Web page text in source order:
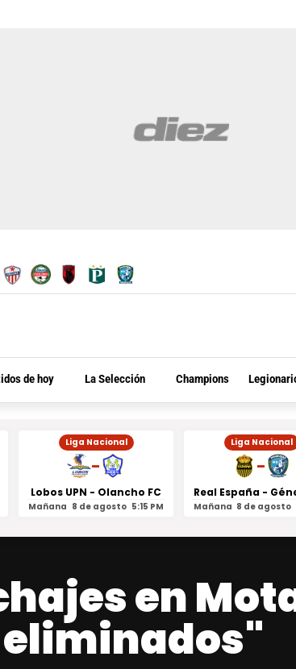
de hoy La Selección Champions
Liga Nacional
-
Lobos UPN - Olancho FC
Mañana 8 de agosto 5:15 PM
Liga Nacional
-
Real España -
Mañana 8 de agosto
en
eliminados"